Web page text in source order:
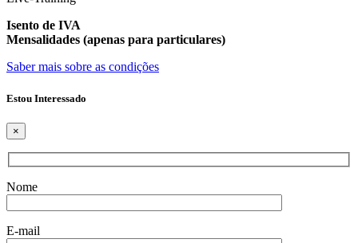
Isento de IVA
Mensalidades (apenas para particulares)
Saber mais sobre as condições
Estou Interessado
×
Nome
E-mail